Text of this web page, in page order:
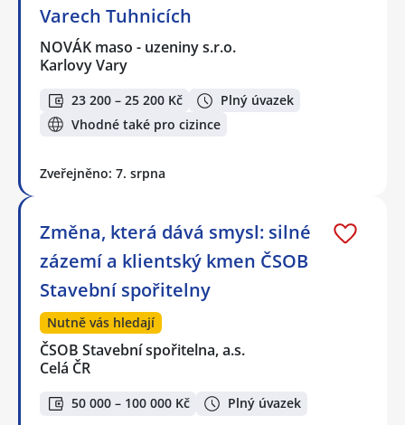
Varech Tuhnicích
NOVÁK maso - uzeniny s.r.o.
Karlovy Vary
23 200 – 25 200 Kč
Plný úvazek
Vhodné také pro cizince
Zveřejněno: 7. srpna
Změna, která dává smysl: silné
zázemí a klientský kmen ČSOB
Stavební spořitelny
Nutně vás hledají
ČSOB Stavební spořitelna, a.s.
Celá ČR
50 000 – 100 000 Kč Plný úvazek